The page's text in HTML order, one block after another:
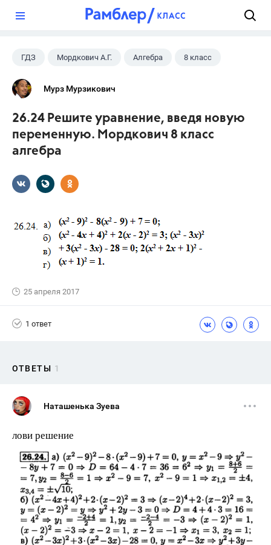
ГДЗ Мордкович А.Г. Алгебра 8 класс
Мурз Мурзикович
26.24 Решите уравнение, введя новую
переменную. Мордкович 8 класс
алгебра
25 апреля 2017
1 ответ
ОТВЕТЫ 1
Наташенька Зуева
лови решение